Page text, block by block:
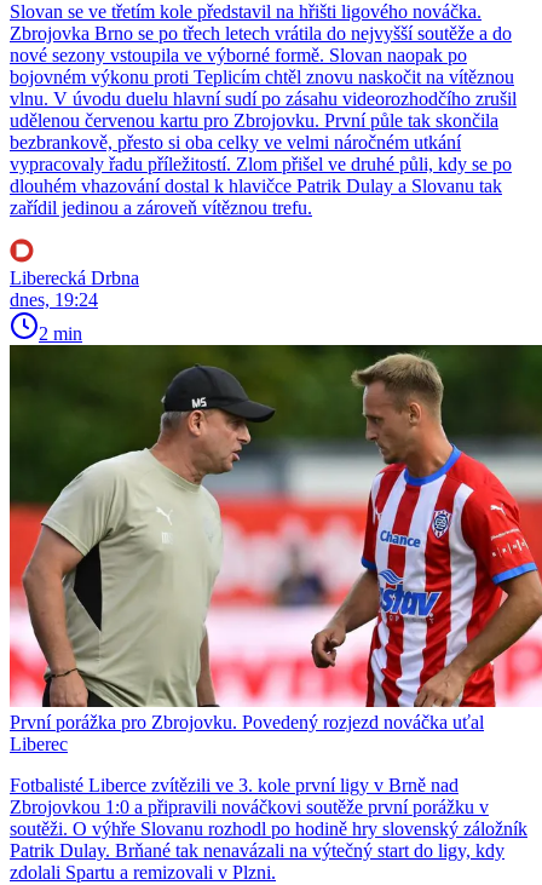
Slovan se ve třetím kole představil na hřišti ligového nováčka.
Zbrojovka Brno se po třech letech vrátila do nejvyšší soutěže a do
nové sezony vstoupila ve výborné formě. Slovan naopak po
bojovném výkonu proti Teplicím chtěl znovu naskočit na vítěznou
vlnu. V úvodu duelu hlavní sudí po zásahu videorozhodčího zrušil
udělenou červenou kartu pro Zbrojovku. První půle tak skončila
bezbrankově, přesto si oba celky ve velmi náročném utkání
vypracovaly řadu příležitostí. Zlom přišel ve druhé půli, kdy se po
dlouhém vhazování dostal k hlavičce Patrik Dulay a Slovanu tak
zařídil jedinou a zároveň vítěznou trefu.
Liberecká Drbna
dnes, 19:24
2 min
První porážka pro Zbrojovku. Povedený rozjezd nováčka uťal
Liberec
Fotbalisté Liberce zvítězili ve 3. kole první ligy v Brně nad
Zbrojovkou 1:0 a připravili nováčkovi soutěže první porážku v
soutěži. O výhře Slovanu rozhodl po hodině hry slovenský záložník
Patrik Dulay. Brňané tak nenavázali na výtečný start do ligy, kdy
zdolali Spartu a remizovali v Plzni.